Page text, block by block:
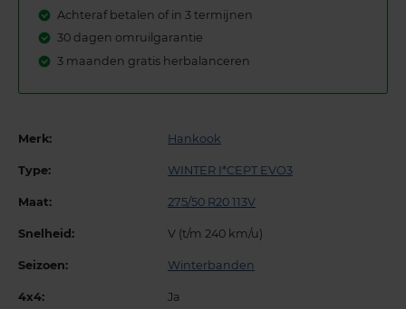
Achteraf betalen of in 3 termijnen
30 dagen omruilgarantie
3 maanden gratis herbalanceren
Merk: Hankook
Type: WINTER I*CEPT EVO3
Maat: 275/50 R20 113V
Snelheid: V (t/m 240 km/u)
Seizoen: Winterbanden
4x4: Ja